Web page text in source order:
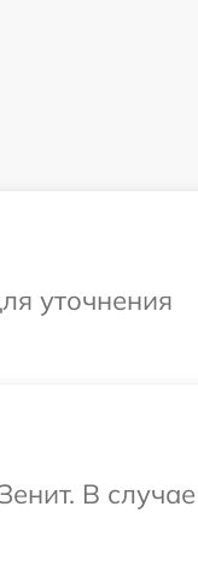
уточнения
В случае